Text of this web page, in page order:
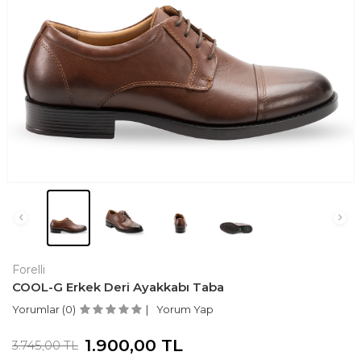
Forelli
COOL-G Erkek Deri Ayakkabı Taba
Yorumlar (0) Yorum Yap
3.745,00TL 1.900,00 TL